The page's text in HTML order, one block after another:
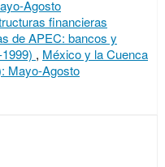
Agosto
financieras
de APEC: bancos y
, México y la Cuenca
Mayo-Agosto